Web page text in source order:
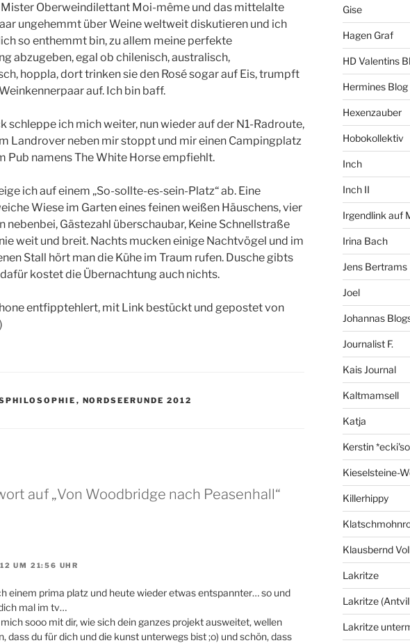
Mister Oberweindilettant Moi-même und das mittelalte
ungehemmt über Weine weltweit diskutieren und ich
so enthemmt bin, zu allem meine perfekte
abzugeben, egal ob chilenisch, australisch,
hoppla, dort trinken sie den Rosé sogar auf Eis, trumpft
auf. Ich bin baff.
schleppe ich mich weiter, nun wieder auf der N1-Radroute,
Landrover neben mir stoppt und mir einen Campingplatz
Pub namens The White Horse empfiehlt.
ich auf einem „So-sollte-es-sein-Platz“ ab. Eine
Wiese im Garten eines feinen weißen Häuschens, vier
nebenbei, Gästezahl überschaubar, Keine Schnellstraße
weit und breit. Nachts mucken einige Nachtvögel und im
Stall hört man die Kühe im Traum rufen. Dusche gibts
kostet die Übernachtung auch nichts.
entfipptehlert, mit Link bestückt und gepostet von
, NORDSEERUNDE 2012
auf „Von Woodbridge nach Peasenhall“
UM 21:56 UHR
einem prima platz und heute wieder etwas entspannter… so und
mal im tv…
sooo mit dir, wie sich dein ganzes projekt ausweitet, wellen
dass du für dich und die kunst unterwegs bist ;o) und schön, dass
Gise
Hagen Graf
HD Valentins
Hermines Blog
Hexenzauber
Hobokollektiv
Inch
Inch II
Irgendlink auf
Irina Bach
Jens Bertrams
Joel
Johannas
Journalist F.
Kais Journal
Kaltmamsell
Katja
Kerstin
Kieselsteine-
Killerhippy
Klausbernd
Lakritze
Lakritze
Lakritze